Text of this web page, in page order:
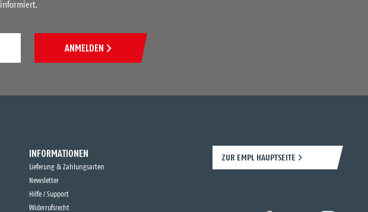
ANMELDEN
INFORMATIONEN
Lieferung & Zahlungsarten
Newsletter
Hilfe / Support
Widerrufsrecht
ZUR EMPL HAUPTSEITE